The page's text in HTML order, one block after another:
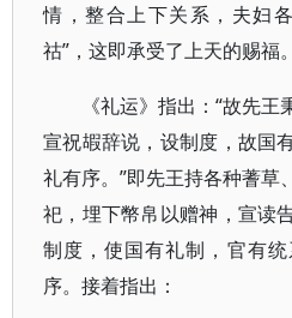
情，整合上下关系，夫妇
祜”，这即承受了上天的赐福。
《礼运》指出：“故先
宣祝嘏辞说，设制度，故国
礼有序。”即先王持各种蓍草
祀，埋下幣帛以赠神，宣读
制度，使国有礼制，官有
序。接着指出：